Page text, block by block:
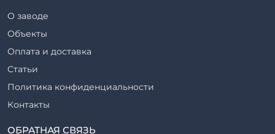
Фермы железобетонные
Фундаментные блоки
Фундаменты железобетонные
Шахты лифтов железобетонные
Шпалы железобетонные
Элементы благоустройства
Серия
ТП
ТПР
Шифр
Рабочие чертежи
ВСН
ТУ
О заводе
Объекты
Оплата и доставка
Статьи
Политика конфиденциальности
Контакты
ОБРАТНАЯ СВЯЗЬ